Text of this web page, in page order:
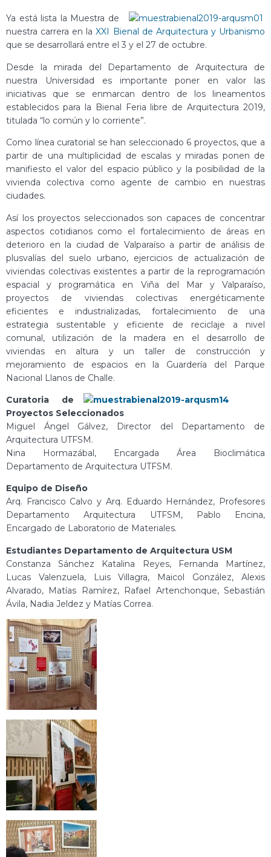
Ya está lista la Muestra de
nuestra carrera en laXXI Bienal de Arquitectura y Urbanismo
que se desarrollará entre el 3 y el 27 de octubre.
Desde la mirada del Departamento de Arquitectura de
nuestra Universidad es importante poner en valor las
iniciativas que se enmarcan dentro de los lineamentos
establecidos para la Bienal Feria libre de Arquitectura 2019,
titulada “lo común y lo corriente”.
Como línea curatorial se han seleccionado 6 proyectos, que a
partir de una multiplicidad de escalas y miradas ponen de
manifiesto el valor del espacio público y la posibilidad de la
vivienda colectiva como agente de cambio en nuestras
ciudades.
Así los proyectos seleccionados son capaces de concentrar
aspectos cotidianos como el fortalecimiento de áreas en
deterioro en la ciudad de Valparaíso a partir de análisis de
plusvalías del suelo urbano, ejercicios de actualización de
viviendas colectivas existentes a partir de la reprogramación
espacial y programática en Viña del Mar y Valparaíso,
proyectos de viviendas colectivas energéticamente
eficientes e industrializadas, fortalecimiento de una
estrategia sustentable y eficiente de reciclaje a nivel
comunal, utilización de la madera en el desarrollo de
viviendas en altura y un taller de construcción y
mejoramiento de espacios en la Guardería del Parque
Nacional Llanos de Challe.
Curatoria de
Proyectos Seleccionados
Miguel Ángel Gálvez, Director del Departamento de
Arquitectura UTFSM.
Nina Hormazábal, Encargada Área Bioclimática
Departamento de Arquitectura UTFSM.
Equipo de Diseño
Arq. Francisco Calvo y Arq. Eduardo Hernández, Profesores
Departamento Arquitectura UTFSM, Pablo Encina,
Encargado de Laboratorio de Materiales.
Estudiantes Departamento de Arquitectura USM
Constanza Sánchez Katalina Reyes, Fernanda Martínez,
Lucas Valenzuela, Luis Villagra, Maicol González, Alexis
Alvarado, Matías Ramírez, Rafael Artenchonque, Sebastián
Ávila, Nadia Jeldez y Matías Correa.